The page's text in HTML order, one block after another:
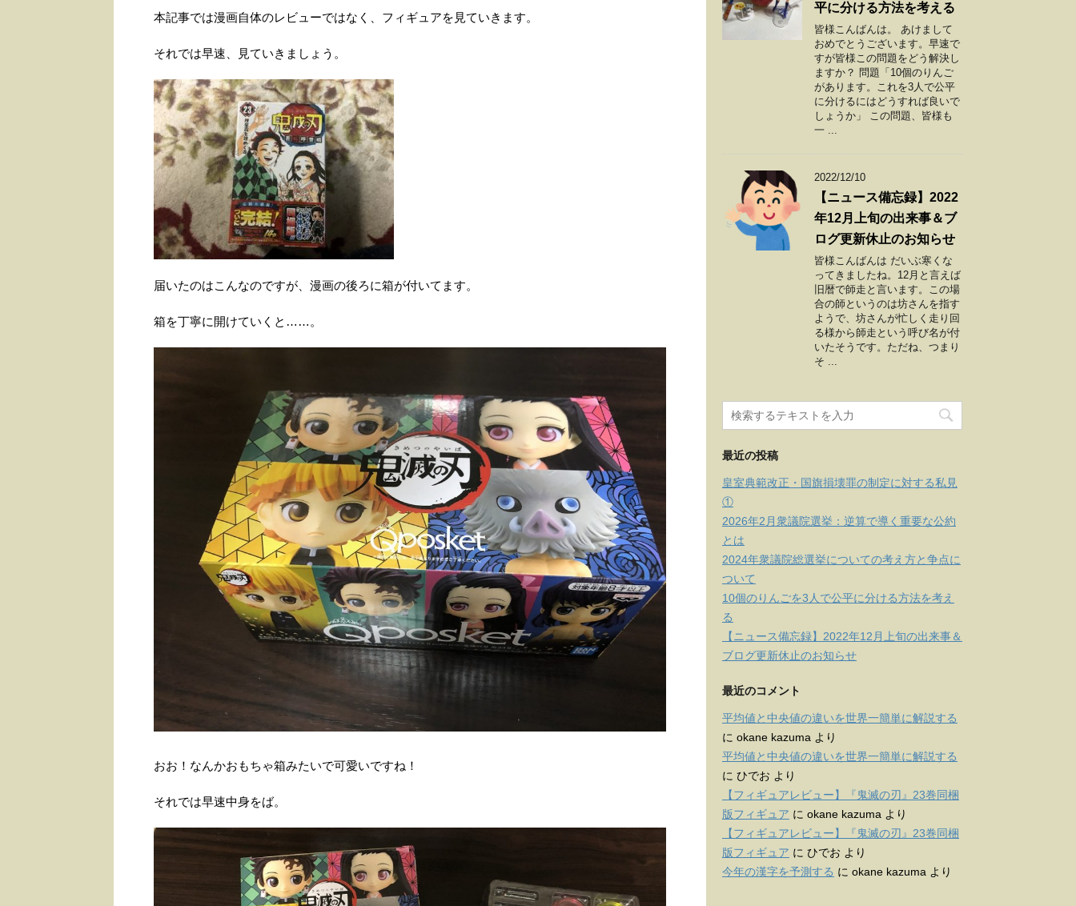
本記事では漫画自体のレビューではなく、フィギュアを見ていきます。
それでは早速、見ていきましょう。
届いたのはこんなのですが、漫画の後ろに箱が付いてます。
箱を丁寧に開けていくと……。
おお！なんかおもちゃ箱みたいで可愛いですね！
それでは早速中身をば。
平に分ける方法を考える
皆様こんばんは。 あけまして
おめでとうございます。早速で
すが皆様この問題をどう解決し
ますか？ 問題「10個のりんご
があります。これを3人で公平
に分けるにはどうすれば良いで
しょうか」 この問題、皆様も
一 ...
2022/12/10
【ニュース備忘録】2022
年12月上旬の出来事＆ブ
ログ更新休止のお知らせ
皆様こんばんは だいぶ寒くな
ってきましたね。12月と言えば
旧暦で師走と言います。この場
合の師というのは坊さんを指す
ようで、坊さんが忙しく走り回
る様から師走という呼び名が付
いたそうです。ただね、つまり
そ ...
最近の投稿
皇室典範改正・国旗損壊罪の制定に対する私見
①
2026年2月衆議院選挙：逆算で導く重要な公約
とは
2024年衆議院総選挙についての考え方と争点に
ついて
10個のりんごを3人で公平に分ける方法を考え
る
【ニュース備忘録】2022年12月上旬の出来事＆
ブログ更新休止のお知らせ
最近のコメント
平均値と中央値の違いを世界一簡単に解説する
に okane kazuma より
平均値と中央値の違いを世界一簡単に解説する
に ひでお より
【フィギュアレビュー】『鬼滅の刃』23巻同梱
版フィギュア に okane kazuma より
【フィギュアレビュー】『鬼滅の刃』23巻同梱
版フィギュア に ひでお より
今年の漢字を予測する に okane kazuma より